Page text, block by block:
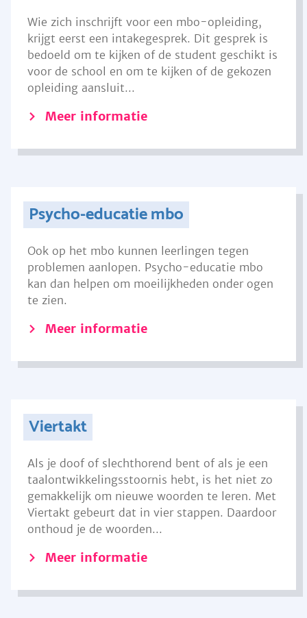
Wie zich inschrijft voor een mbo-opleiding,
krijgt eerst een intakegesprek. Dit gesprek is
bedoeld om te kijken of de student geschikt is
voor de school en om te kijken of de gekozen
opleiding aansluit...
Meer informatie
Psycho-educatie mbo
Ook op het mbo kunnen leerlingen tegen
problemen aanlopen. Psycho-educatie mbo
kan dan helpen om moeilijkheden onder ogen
te zien.
Meer informatie
Viertakt
Als je doof of slechthorend bent of als je een
taalontwikkelingsstoornis hebt, is het niet zo
gemakkelijk om nieuwe woorden te leren. Met
Viertakt gebeurt dat in vier stappen. Daardoor
onthoud je de woorden...
Meer informatie